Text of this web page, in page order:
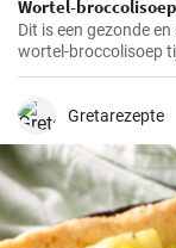
Wortel-broccolisoep
Dit is een gezonde
wortel-broccolisoep
Gretarezepte